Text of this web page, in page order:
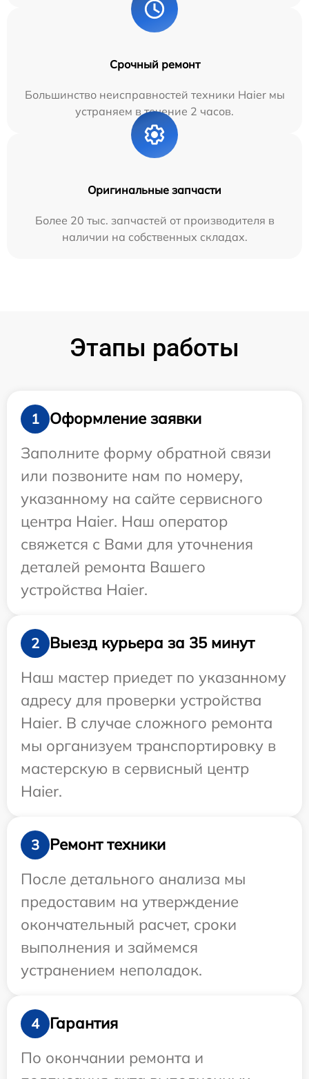
Срочный ремонт
Большинство неисправностей техники Haier мы
устраняем в течение 2 часов.
Оригинальные запчасти
Более 20 тыс. запчастей от производителя в
наличии на собственных складах.
Этапы работы
1
Оформление заявки
Заполните форму обратной связи
или позвоните нам по номеру,
указанному на сайте сервисного
центра Haier. Наш оператор
свяжется с Вами для уточнения
деталей ремонта Вашего
устройства Haier.
2
Выезд курьера за 35 минут
Наш мастер приедет по указанному
адресу для проверки устройства
Haier. В случае сложного ремонта
мы организуем транспортировку в
мастерскую в сервисный центр
Haier.
3
Ремонт техники
После детального анализа мы
предоставим на утверждение
окончательный расчет, сроки
выполнения и займемся
устранением неполадок.
4
Гарантия
По окончании ремонта и